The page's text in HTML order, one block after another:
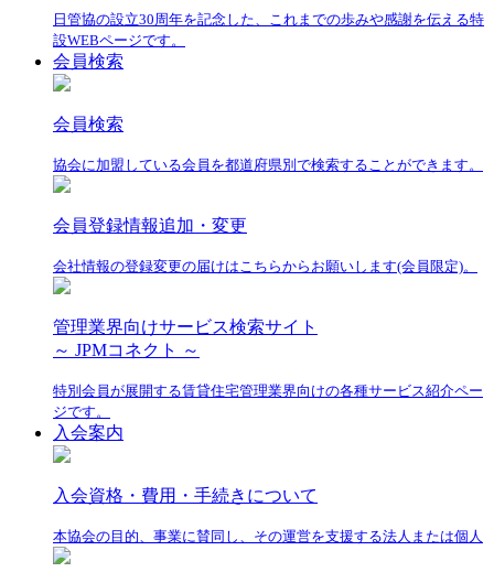
日管協の設立30周年を記念した、これまでの歩みや感謝を伝える特
設WEBページです。
会員検索
会員検索
協会に加盟している会員を都道府県別で検索することができます。
会員登録情報追加・変更
会社情報の登録変更の届けはこちらからお願いします(会員限定)。
管理業界向けサービス検索サイト
～ JPMコネクト ～
特別会員が展開する賃貸住宅管理業界向けの各種サービス紹介ペー
ジです。
入会案内
入会資格・費用・手続きについて
本協会の目的、事業に賛同し、その運営を支援する法人または個人